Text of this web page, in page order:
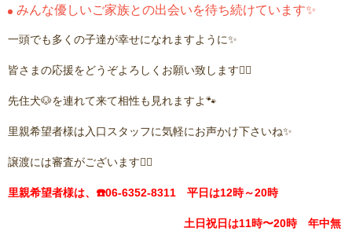
みんな優しいご家族との出会いを待ち続けています✨
一頭でも多くの子達が幸せになれますように✨
皆さまの応援をどうぞよろしくお願い致します🙇‍♂️
先住犬🐶を連れて来て相性も見れますよ🐾
里親希望者様は入口スタッフに気軽にお声かけ下さいね✨
譲渡には審査がございます🙇‍♂️
里親希望者様は、☎️06-6352-8311 平日は12時～20時
土日祝日は11時〜20時 年中無